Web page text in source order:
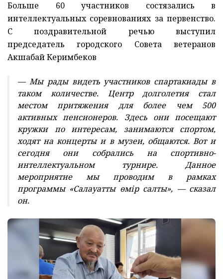
Больше 60 участников состязались в
интеллектуальных соревнованиях за первенство.
С поздравительной речью выступил
председатель городского Совета ветеранов
Акшабай Керимбеков
— Мы рады видеть участников спартакиады в
таком количестве. Центр долголетия стал
местом притяжения для более чем 500
активных пенсионеров. Здесь они посещают
кружки по интересам, занимаются спортом,
ходят на концерты и в музеи, общаются. Вот и
сегодня они собрались на спортивно-
интеллектуальном турнире. Данное
мероприятие мы проводим в рамках
программы «Салауатты өмір салты», — сказал
он.